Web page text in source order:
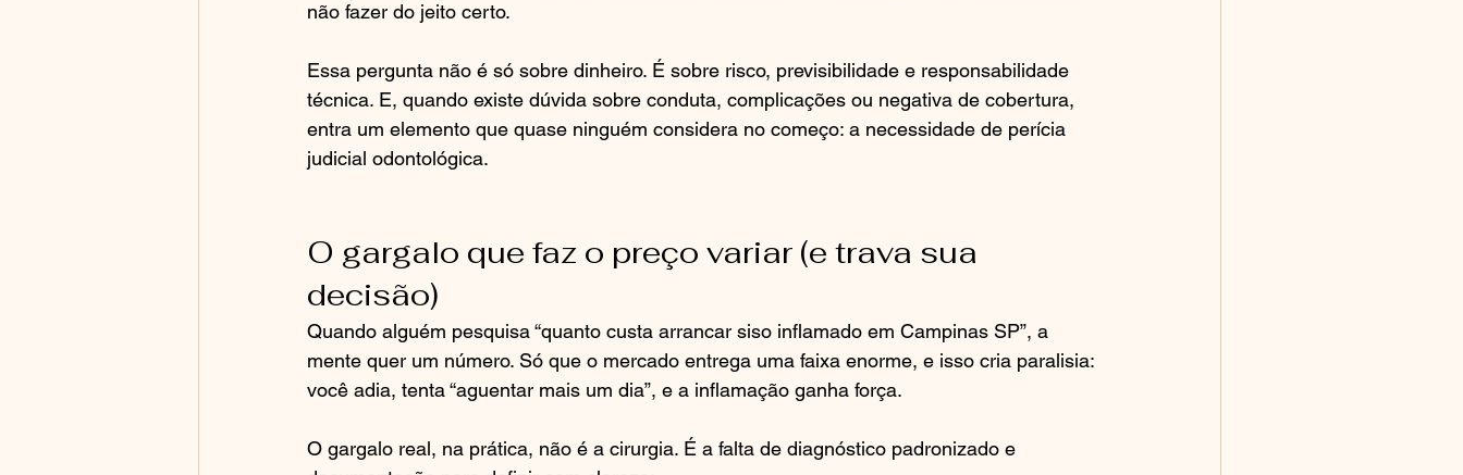
não fazer do jeito certo.
Essa pergunta não é só sobre dinheiro. É sobre risco, previsibilidade e responsabilidade
técnica. E, quando existe dúvida sobre conduta, complicações ou negativa de cobertura,
entra um elemento que quase ninguém considera no começo: a necessidade de perícia
judicial odontológica.
O gargalo que faz o preço variar (e trava sua
decisão)
Quando alguém pesquisa “quanto custa arrancar siso inflamado em Campinas SP”, a
mente quer um número. Só que o mercado entrega uma faixa enorme, e isso cria paralisia:
você adia, tenta “aguentar mais um dia”, e a inflamação ganha força.
O gargalo real, na prática, não é a cirurgia. É a falta de diagnóstico padronizado e